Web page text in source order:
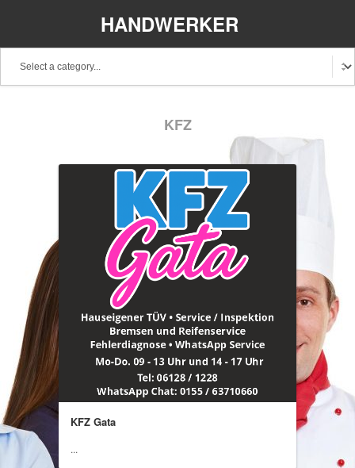
HANDWERKER
Hessen
Mecklenburg-Vorpommern Niedersachsen
Rheinland-Pfalz
Sachsen Schleswig-Holstein Thüringen
Stellenangebote
KFZ
KFZ Gata
...